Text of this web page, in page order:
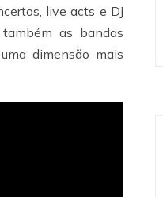
live acts e DJ
as bandas
dimensão mais